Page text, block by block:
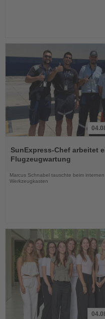
Sie
die
Nachrichten
SunExpress-Chef arbeitet
Flugzeugwartung
Marcus Schnabel tauschte beim
Werkzeugkasten